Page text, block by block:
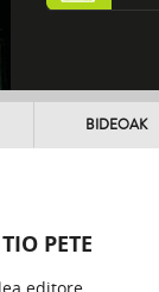
BIDEOAK
PETE